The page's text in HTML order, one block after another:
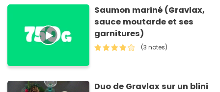
Saumon mariné (Gravlax,
sauce moutarde et ses
garnitures)
(3 notes)
Duo de Gravlax sur un blini